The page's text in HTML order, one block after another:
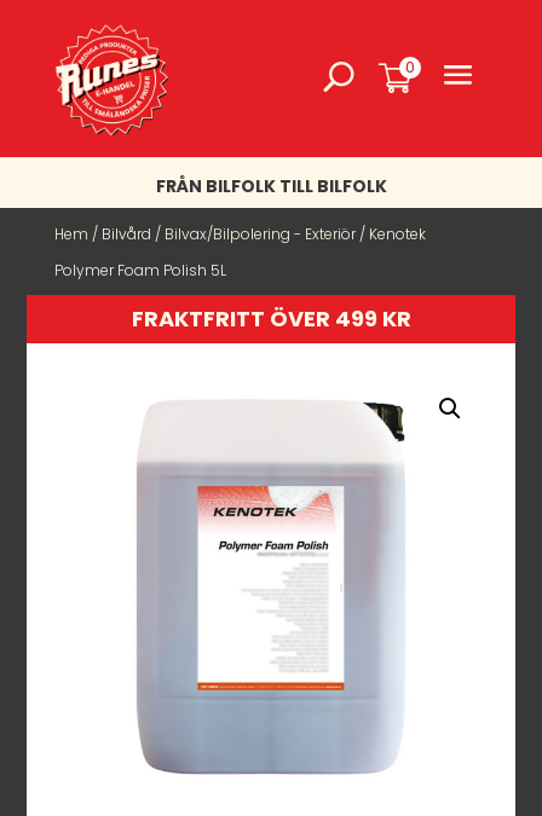
0
FRÅN BILFOLK TILL BILFOLK
Hem / Bilvård / Bilvax/Bilpolering - Exteriör/ Kenotek
Polymer Foam Polish 5L
FRAKTFRITT ÖVER 499 KR